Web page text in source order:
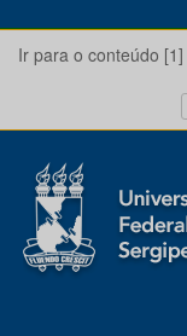
Ir para o conteúdo [1]